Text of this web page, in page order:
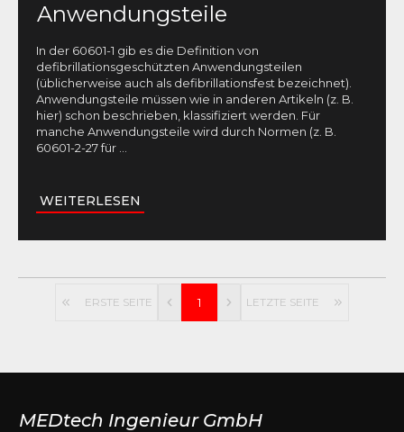
Anwendungsteile
In der 60601-1 gib es die Definition von
defibrillationsgeschützten Anwendungsteilen
(üblicherweise auch als defibrillationsfest bezeichnet).
Anwendungsteile müssen wie in anderen Artikeln (z. B.
hier) schon beschrieben, klassifiziert werden. Für
manche Anwendungsteile wird durch Normen (z. B.
60601-2-27 für
WEITERLESEN
ERSTE SEITE 1 LETZTE SEITE
MEDtech Ingenieur GmbH